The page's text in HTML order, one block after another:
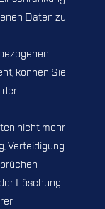
Daten zu
können Sie
nicht mehr
Verteidigung
Löschung